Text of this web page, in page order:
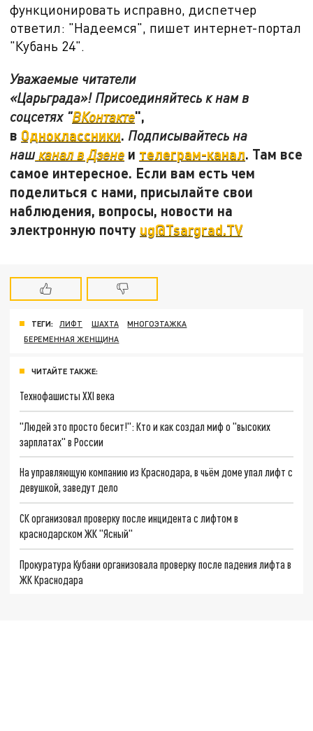
функционировать исправно, диспетчер
ответил: "Надеемся", пишет интернет-портал
"Кубань 24".
Уважаемые читатели
«Царьграда»! Присоединяйтесь к нам в
соцсетях "ВКонтакте",
в Одноклассники. Подписывайтесь на
наш канал в Дзене и телеграм-канал. Там все
самое интересное. Если вам есть чем
поделиться с нами, присылайте свои
наблюдения, вопросы, новости на
электронную почту ug@Tsargrad.TV
ТЕГИ: ЛИФТ ШАХТА
МНОГОЭТАЖКА
БЕРЕМЕННАЯ ЖЕНЩИНА
ЧИТАЙТЕ ТАКЖЕ:
Технофашисты XXI века
"Людей это просто бесит!": Кто и как создал миф о "высоких
зарплатах" в России
На управляющую компанию из Краснодара, в чьём доме упал лифт с
девушкой, заведут дело
СК организовал проверку после инцидента с лифтом в
краснодарском ЖК "Ясный"
Прокуратура Кубани организовала проверку после падения лифта в
ЖК Краснодара